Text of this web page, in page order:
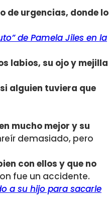
de urgencias, donde lo
de Pamela Jiles en la
labios, su ojo y mejilla
alguien tuviera que
mucho mejor y su
demasiado, pero
con ellos y que no
fue un accidente.
a su hijo para sacarle